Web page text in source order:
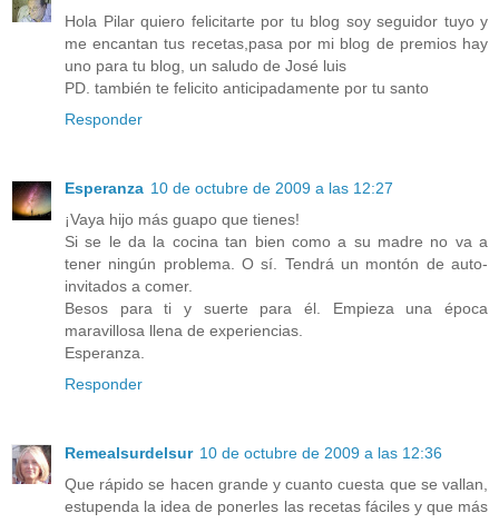
Hola Pilar quiero felicitarte por tu blog soy seguidor tuyo y
me encantan tus recetas,pasa por mi blog de premios hay
uno para tu blog, un saludo de José luis
PD. también te felicito anticipadamente por tu santo
Responder
Esperanza 10 de octubre de 2009 a las 12:27
¡Vaya hijo más guapo que tienes!
Si se le da la cocina tan bien como a su madre no va a
tener ningún problema. O sí. Tendrá un montón de auto-
invitados a comer.
Besos para ti y suerte para él. Empieza una época
maravillosa llena de experiencias.
Esperanza.
Responder
Remealsurdelsur 10 de octubre de 2009 a las 12:36
Que rápido se hacen grande y cuanto cuesta que se vallan,
estupenda la idea de ponerles las recetas fáciles y que más